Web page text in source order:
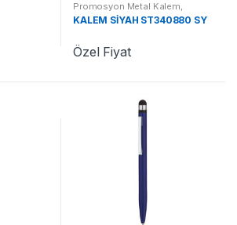
Promosyon Metal Kalem
Promosyon Kalemler
KALEM SİYAH ST340880 SY
Özel Fiyat